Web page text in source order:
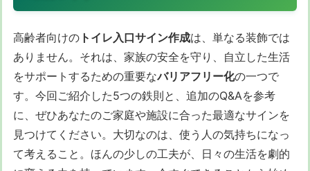
高齢者向けの トイレ入口サイン作成は、単なる装飾では
ありません。それは、家族の安全を守り、自立した生活
をサポートするための重要なバリアフリー化の一つで
す。今回ご紹介した5つの鉄則と、追加のQ&Aを参考
に、ぜひあなたのご家庭や施設に合った最適なサインを
見つけてください。大切なのは、使う人の気持ちになっ
て考えること。ほんの少しの工夫が、日々の生活を劇的